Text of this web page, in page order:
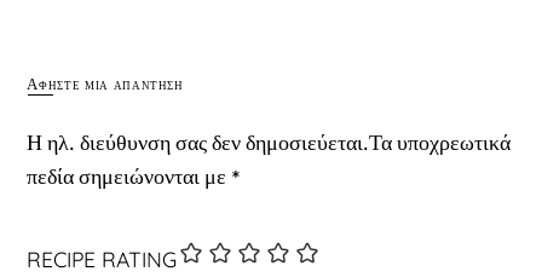
Αφήστε μια απάντηση
Η ηλ. διεύθυνση σας δεν δημοσιεύεται.Τα υποχρεωτικά
πεδία σημειώνονται με *
RECIPE RATING